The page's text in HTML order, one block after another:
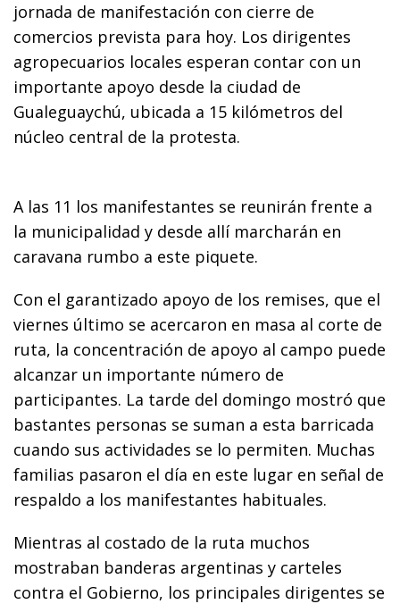
jornada de manifestación con cierre de
comercios prevista para hoy. Los dirigentes
agropecuarios locales esperan contar con un
importante apoyo desde la ciudad de
Gualeguaychú, ubicada a 15 kilómetros del
núcleo central de la protesta.
A las 11 los manifestantes se reunirán frente a
la municipalidad y desde allí marcharán en
caravana rumbo a este piquete.
Con el garantizado apoyo de los remises, que el
viernes último se acercaron en masa al corte de
ruta, la concentración de apoyo al campo puede
alcanzar un importante número de
participantes. La tarde del domingo mostró que
bastantes personas se suman a esta barricada
cuando sus actividades se lo permiten. Muchas
familias pasaron el día en este lugar en señal de
respaldo a los manifestantes habituales.
Mientras al costado de la ruta muchos
mostraban banderas argentinas y carteles
contra el Gobierno, los principales dirigentes se